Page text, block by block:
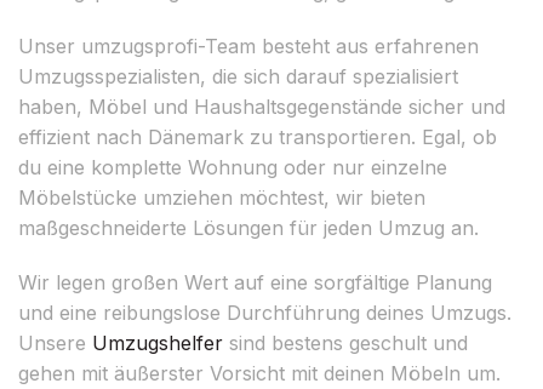
Unser umzugsprofi-Team besteht aus erfahrenen
Umzugsspezialisten, die sich darauf spezialisiert
haben, Möbel und Haushaltsgegenstände sicher und
effizient nach Dänemark zu transportieren. Egal, ob
du eine komplette Wohnung oder nur einzelne
Möbelstücke umziehen möchtest, wir bieten
maßgeschneiderte Lösungen für jeden Umzug an.
Wir legen großen Wert auf eine sorgfältige Planung
und eine reibungslose Durchführung deines Umzugs.
Unsere Umzugshelfer sind bestens geschult und
gehen mit äußerster Vorsicht mit deinen Möbeln um.